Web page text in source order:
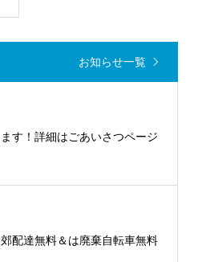
お知らせ一覧
す！詳細はごあいさつページ
配達無料＆は廃棄自転車無料